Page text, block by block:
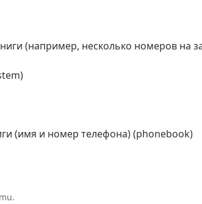
(например, несколько номеров на
(имя и номер телефона) (phonebook)